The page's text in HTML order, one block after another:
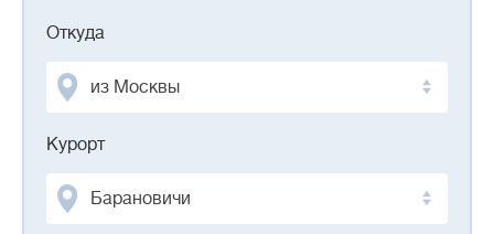
Откуда
из Москвы
Курорт
Барановичи